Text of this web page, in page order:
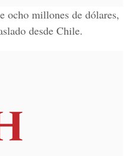
ocho millones de dólares,
desde Chile.